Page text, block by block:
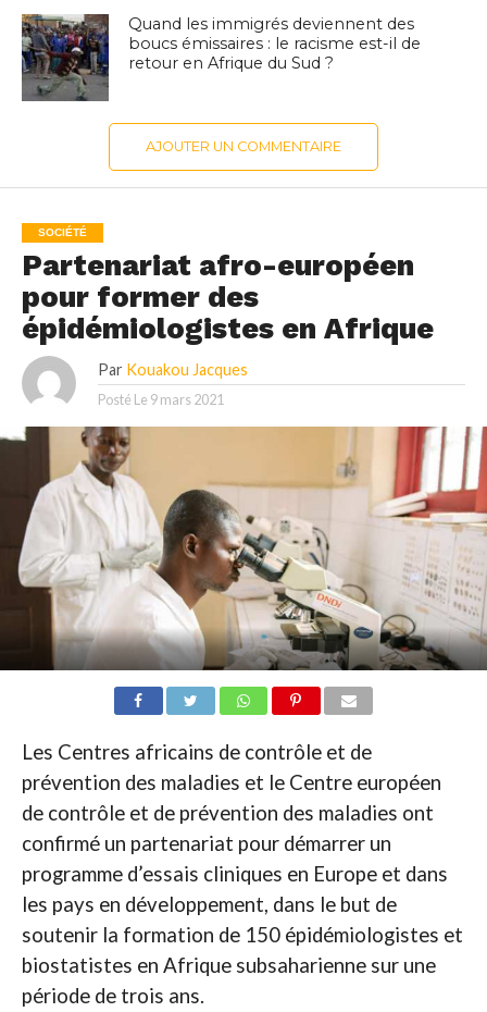
Quand les immigrés deviennent des
boucs émissaires : le racisme est-il de
retour en Afrique du Sud ?
AJOUTER UN COMMENTAIRE
SOCIÉTÉ
Partenariat afro-européen
pour former des
épidémiologistes en Afrique
Par Kouakou Jacques
Posté Le 9 mars 2021
Les Centres africains de contrôle et de
prévention des maladies et le Centre européen
de contrôle et de prévention des maladies ont
confirmé un partenariat pour démarrer un
programme d’essais cliniques en Europe et dans
les pays en développement, dans le but de
soutenir la formation de 150 épidémiologistes et
biostatistes en Afrique subsaharienne sur une
période de trois ans.